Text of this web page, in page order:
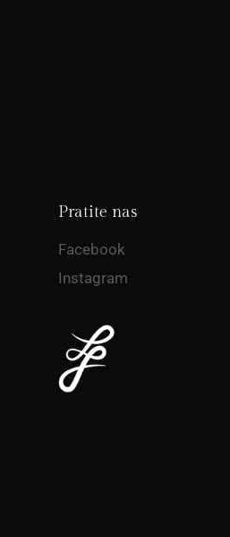
Pratite nas
Facebook
Instagram